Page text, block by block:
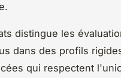
distingue les
dans des profils
qui respectent